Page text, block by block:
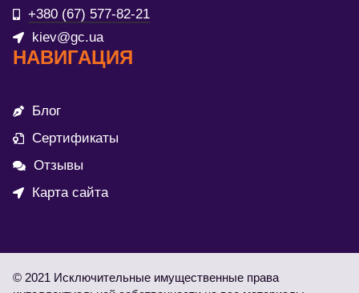
+380 (67) 577-82-21
kiev@gc.ua
НАВИГАЦИЯ
Блог
Сертификаты
Отзывы
Карта сайта
© 2021 Исключительные имущественные права